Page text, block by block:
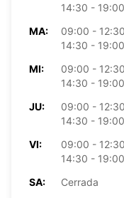
14:30 - 19:00
MA:
09:00 - 12:30
14:30 - 19:00
MI:
09:00 - 12:30
14:30 - 19:00
JU:
09:00 - 12:30
14:30 - 19:00
VI:
09:00 - 12:30
14:30 - 19:00
SA:
Cerrada